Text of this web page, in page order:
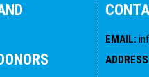
EMAIL:
ADDRESS